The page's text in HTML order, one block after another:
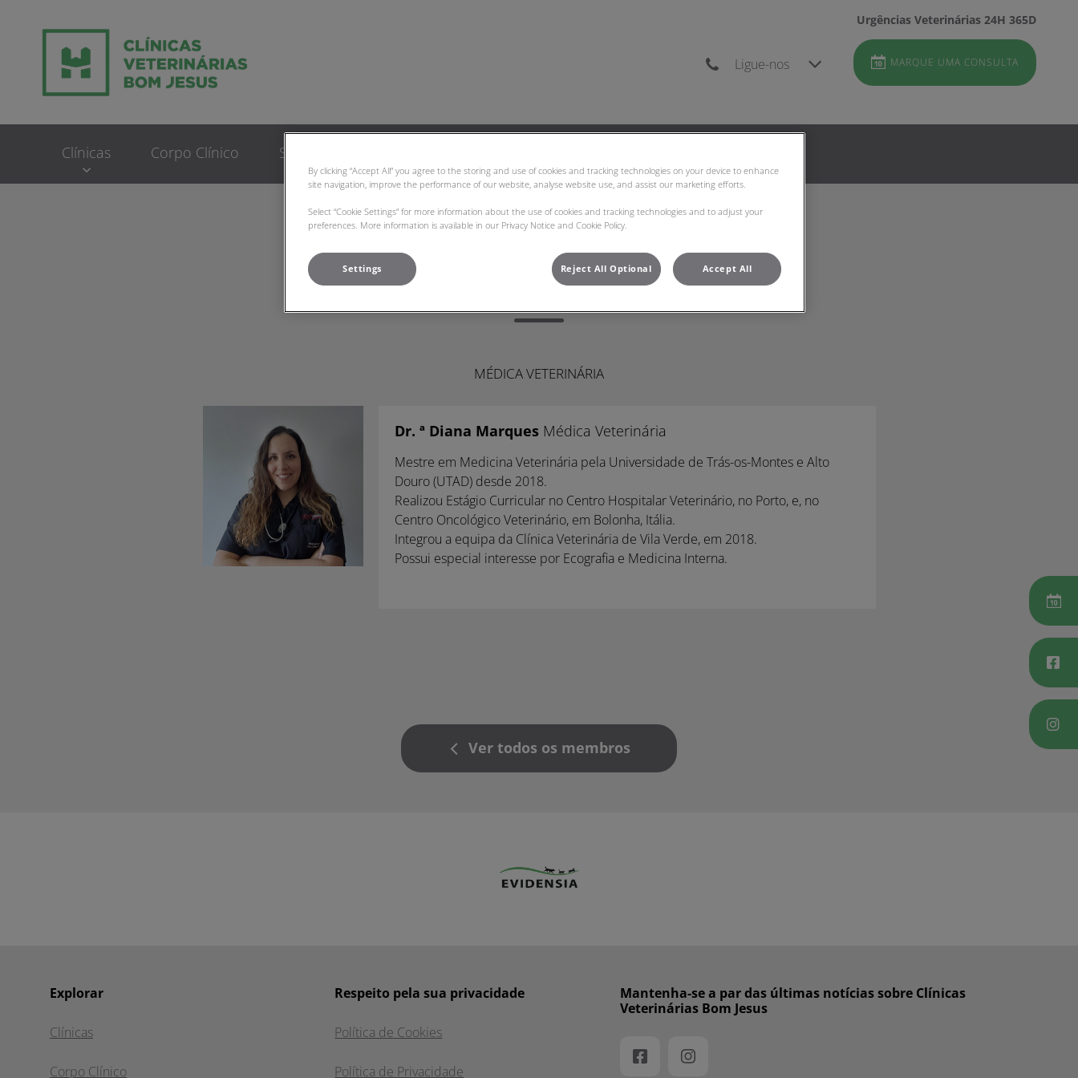
Urgências Veterinárias 24H 365D
Ligue-nos MARQUE UMA CONSULTA
Clínicas Corpo Clínico Serviços
Dr. ª Diana Marques
MÉDICA VETERINÁRIA
Dr. ª Diana MarquesMédica Veterinária
Mestre em Medicina Veterinária pela Universidade de Trás-os-Montes e Alto
Douro (UTAD) desde 2018.
Realizou Estágio Curricular no Centro Hospitalar Veterinário, no Porto, e, no
Centro Oncológico Veterinário, em Bolonha, Itália.
Integrou a equipa da Clínica Veterinária de Vila Verde, em 2018.
Possui especial interesse por Ecografia e Medicina Interna.
Ver todos os membros
Explorar
Clínicas
Corpo Clínico
Respeito pela sua privacidade
Política de Cookies
Política de Privacidade
Mantenha-se a par das últimas notícias sobre Clínicas
Veterinárias Bom Jesus
By clicking “Accept All” you agree to the storing and use of cookies and tracking technologies on your device to enhance
site navigation, improve the performance of our website, analyse website use, and assist our marketing efforts.
Select “Cookie Settings” for more information about the use of cookies and tracking technologies and to adjust your
preferences. More information is available in our Privacy Notice and Cookie Policy.
Settings Reject All Optional Accept All